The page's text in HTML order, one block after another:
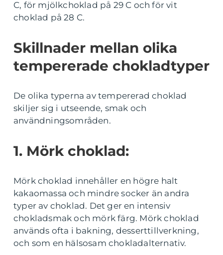
C, för mjölkchoklad på 29 C och för vit
choklad på 28 C.
Skillnader mellan olika
tempererade chokladtyper
De olika typerna av tempererad choklad
skiljer sig i utseende, smak och
användningsområden.
1. Mörk choklad:
Mörk choklad innehåller en högre halt
kakaomassa och mindre socker än andra
typer av choklad. Det ger en intensiv
chokladsmak och mörk färg. Mörk choklad
används ofta i bakning, desserttillverkning,
och som en hälsosam chokladalternativ.